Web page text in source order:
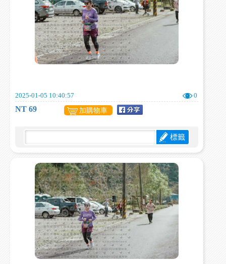
2025-01-05 10:40:57 0
NT 69 加購物車
標籤